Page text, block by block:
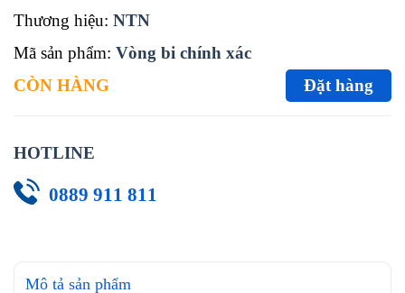
Thương hiệu: NTN
Mã sản phẩm: Vòng bi chính xác
CÒN HÀNG
Đặt hàng
HOTLINE
0889 911 811
Mô tả sản phẩm